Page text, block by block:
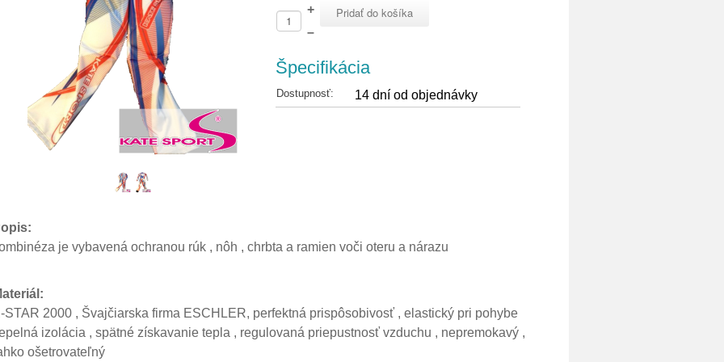
+
–
Špecifikácia
Dostupnosť: 14 dní od objednávky
je vybavená ochranou rúk , nôh , chrbta a ramien voči oteru a nárazu
STAR 2000 , Švajčiarska firma ESCHLER, perfektná prispôsobivosť , elastický pri pohybe
izolácia , spätné získavanie tepla , regulovaná priepustnosť vzduchu , nepremokavý ,
ošetrovateľný